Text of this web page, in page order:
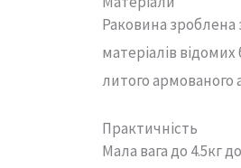
Раковина зроблена
матеріалів відомих
литого армованого
Практичність
Мала вага до 4.5кг